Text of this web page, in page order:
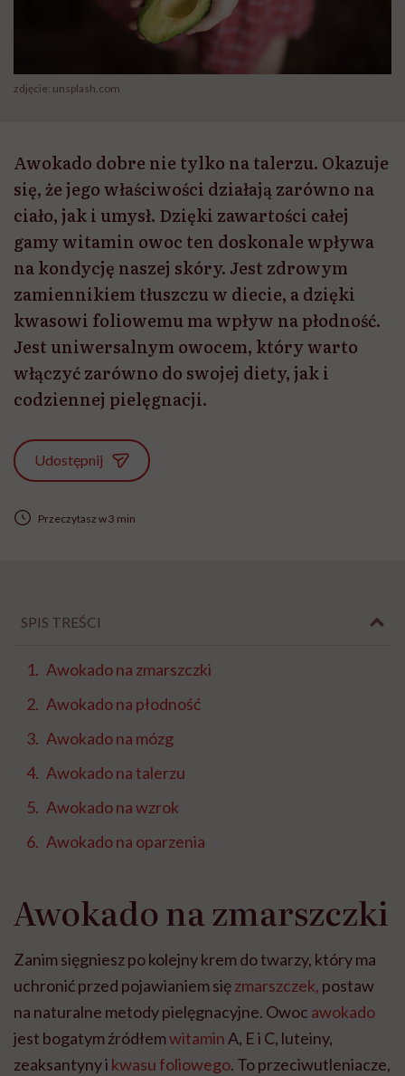
zdjęcie: unsplash.com
Awokado dobre nie tylko na talerzu. Okazuje
się, że jego właściwości działają zarówno na
ciało, jak i umysł. Dzięki zawartości całej
gamy witamin owoc ten doskonale wpływa
na kondycję naszej skóry. Jest zdrowym
zamiennikiem tłuszczu w diecie, a dzięki
kwasowi foliowemu ma wpływ na płodność.
Jest uniwersalnym owocem, który warto
włączyć zarówno do swojej diety, jak i
codziennej pielęgnacji.
Udostępnij
Przeczytasz w 3 min
SPIS TREŚCI
Awokado na zmarszczki
Awokado na płodność
Awokado na mózg
Awokado na talerzu
Awokado na wzrok
Awokado na oparzenia
Awokado na zmarszczki
Zanim sięgniesz po kolejny krem do twarzy, który ma
uchronić przed pojawianiem sięzmarszczek, postaw
na naturalne metody pielęgnacyjne. Owoc awokado
jest bogatym źródłemwitaminA, E i C, luteiny,
zeaksantyny i kwasu foliowego. To przeciwutleniacze,